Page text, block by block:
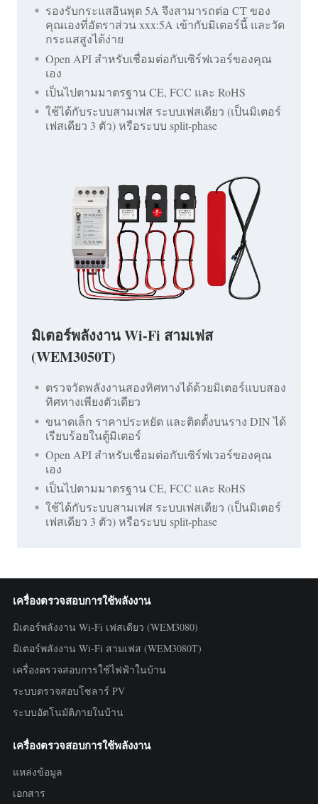
รองรับกระแสอินพุต 5A จึงสามารถต่อ CT ของ
คุณเองที่อัตราส่วน xxx:5A เข้ากับมิเตอร์นี้ และวัด
กระแสสูงได้ง่าย
Open API สำหรับเชื่อมต่อกับเซิร์ฟเวอร์ของคุณ
เอง
เป็นไปตามมาตรฐาน CE, FCC และ RoHS
ใช้ได้กับระบบสามเฟส ระบบเฟสเดียว (เป็นมิเตอร์
เฟสเดียว 3 ตัว) หรือระบบ split-phase
มิเตอร์พลังงาน Wi-Fi สามเฟส
(WEM3050T)
ตรวจวัดพลังงานสองทิศทางได้ด้วยมิเตอร์แบบสอง
ทิศทางเพียงตัวเดียว
ขนาดเล็ก ราคาประหยัด และติดตั้งบนราง DIN ได้
เรียบร้อยในตู้มิเตอร์
Open API สำหรับเชื่อมต่อกับเซิร์ฟเวอร์ของคุณ
เอง
เป็นไปตามมาตรฐาน CE, FCC และ RoHS
ใช้ได้กับระบบสามเฟส ระบบเฟสเดียว (เป็นมิเตอร์
เฟสเดียว 3 ตัว) หรือระบบ split-phase
เครื่องตรวจสอบการใช้พลังงาน
มิเตอร์พลังงาน Wi-Fi เฟสเดียว (WEM3080)
มิเตอร์พลังงาน Wi-Fi สามเฟส (WEM3080T)
เครื่องตรวจสอบการใช้ไฟฟ้าในบ้าน
ระบบตรวจสอบโซลาร์ PV
ระบบอัตโนมัติภายในบ้าน
เครื่องตรวจสอบการใช้พลังงาน
แหล่งข้อมูล
เอกสาร